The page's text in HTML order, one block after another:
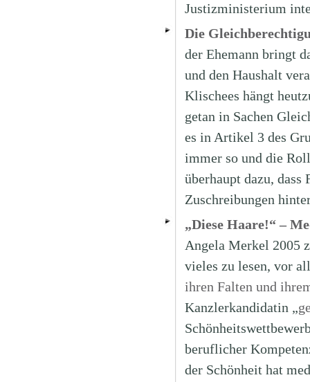
Justizministerium
Die
der Ehemann bringt
und den Haushalt
Klischees hängt
getan in Sachen
es in Artikel 3 des
immer so und die
überhaupt dazu,
Zuschreibungen
„Diese Haare!“ –
Angela Merkel 2005
vieles zu lesen, vor
ihren Falten und
Kanzlerkandidatin „
beruflicher
der Schönheit hat